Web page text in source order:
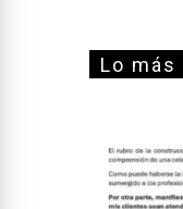
Lo más